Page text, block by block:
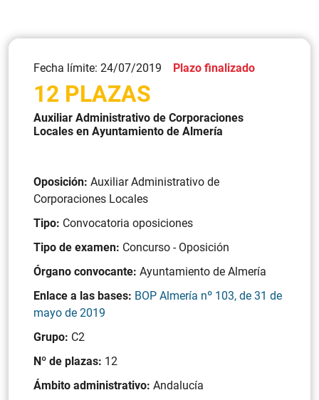
Fecha límite: 24/07/2019 Plazo finalizado
12 PLAZAS
Auxiliar Administrativo de Corporaciones
Locales en Ayuntamiento de Almería
Oposición: Auxiliar Administrativo de
Corporaciones Locales
Tipo: Convocatoria oposiciones
Tipo de examen: Concurso - Oposición
Órgano convocante: Ayuntamiento de Almería
Enlace a las bases: BOP Almería nº 103, de 31 de
mayo de 2019
Grupo: C2
Nº de plazas: 12
Ámbito administrativo: Andalucía